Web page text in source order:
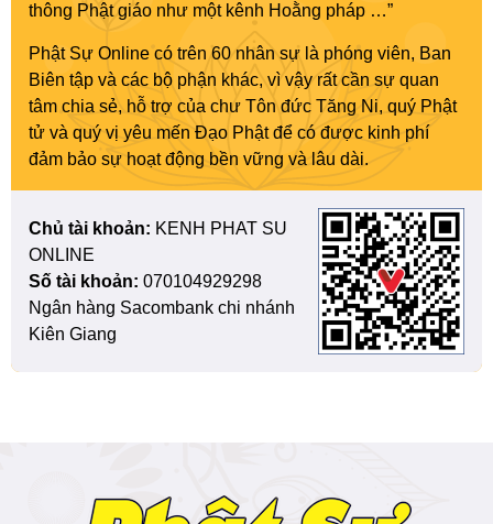
thông Phật giáo như một kênh Hoằng pháp …”
Phật Sự Online có trên 60 nhân sự là phóng viên, Ban
Biên tập và các bộ phận khác, vì vậy rất cần sự quan
tâm chia sẻ, hỗ trợ của chư Tôn đức Tăng Ni, quý Phật
tử và quý vị yêu mến Đạo Phật để có được kinh phí
đảm bảo sự hoạt động bền vững và lâu dài.
Chủ tài khoản: KENH PHAT SU
ONLINE
Số tài khoản: 070104929298
Ngân hàng Sacombank chi nhánh
Kiên Giang